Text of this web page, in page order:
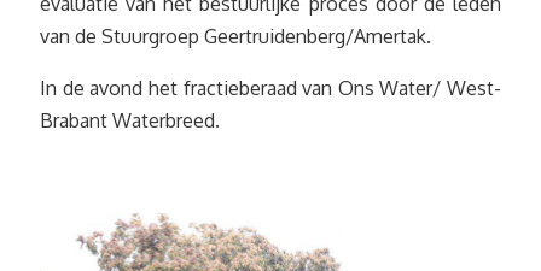
van de Stuurgroep Geertruidenberg/Amertak.
In de avond het fractieberaad van Ons Water/ West-
Brabant Waterbreed.